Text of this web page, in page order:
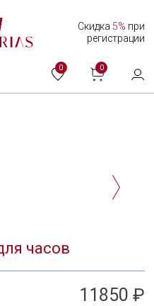
Скидка 5% при
регистрации
0 0
часов
11850 ₽